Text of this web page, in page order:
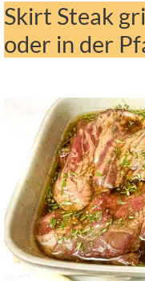
Skirt Steak
oder in der